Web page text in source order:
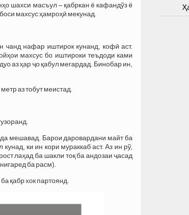
шахси масъул – қабркан ё кафандўз ё
махсус ҳамроҳӣ мекунад.
чанд нафар иштирок кунанд, кофӣ аст.
махсус бо иштироки теъдоди ками
аз ҳар ҷо қабул мегардад. Бинобар ин,
аз тобут меистад.
мешавад. Барои даровардани майт ба
ки ин кори мураккаб аст. Аз ин рў,
лаҳад ба шакли тоқ ба андозаи ҷасад
ба расм).
қабр хок партоянд.